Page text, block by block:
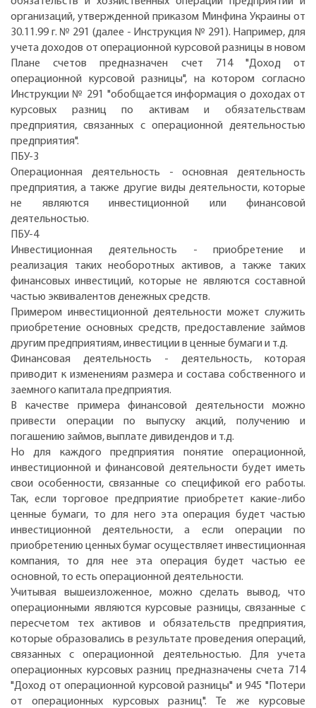
организаций, утвержденной приказом Минфина Украины от
30.11.99 г. № 291 (далее - Инструкция № 291). Например, для
учета доходов от операционной курсовой разницы в новом
Плане счетов предназначен счет 714 "Доход от
операционной курсовой разницы", на котором согласно
Инструкции № 291 "обобщается информация о доходах от
курсовых разниц по активам и обязательствам
предприятия, связанных с операционной деятельностью
предприятия".
ПБУ-3
Операционная деятельность - основная деятельность
предприятия, а также другие виды деятельности, которые
не являются инвестиционной или финансовой
деятельностью.
ПБУ-4
Инвестиционная деятельность - приобретение и
реализация таких необоротных активов, а также таких
финансовых инвестиций, которые не являются составной
частью эквивалентов денежных средств.
Примером инвестиционной деятельности может служить
приобретение основных средств, предоставление займов
другим предприятиям, инвестиции в ценные бумаги и т.д.
Финансовая деятельность - деятельность, которая
приводит к изменениям размера и состава собственного и
заемного капитала предприятия.
В качестве примера финансовой деятельности можно
привести операции по выпуску акций, получению и
погашению займов, выплате дивидендов и т.д.
Но для каждого предприятия понятие операционной,
инвестиционной и финансовой деятельности будет иметь
свои особенности, связанные со спецификой его работы.
Так, если торговое предприятие приобретет какие-либо
ценные бумаги, то для него эта операция будет частью
инвестиционной деятельности, а если операции по
приобретению ценных бумаг осуществляет инвестиционная
компания, то для нее эта операция будет частью ее
основной, то есть операционной деятельности.
Учитывая вышеизложенное, можно сделать вывод, что
операционными являются курсовые разницы, связанные с
пересчетом тех активов и обязательств предприятия,
которые образовались в результате проведения операций,
связанных с операционной деятельностью. Для учета
операционных курсовых разниц предназначены счета 714
"Доход от операционной курсовой разницы" и 945 "Потери
от операционных курсовых разниц". Те же курсовые